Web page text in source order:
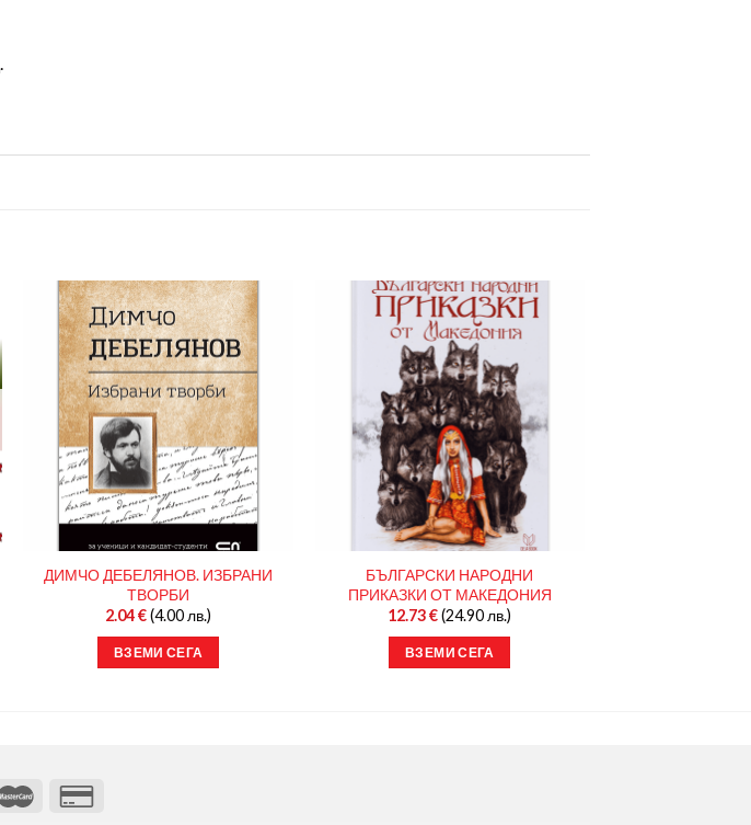
ДИМЧО ДЕБЕЛЯНОВ. ИЗБРАНИ
ТВОРБИ
2.04€(4.00 лв.)
ВЗЕМИ СЕГА
БЪЛГАРСКИ НАРОДНИ
ПРИКАЗКИ ОТ МАКЕДОНИЯ
12.73€(24.90 лв.)
ВЗЕМИ СЕГА